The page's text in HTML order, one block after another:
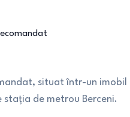
situat într-un imobil
de metrou Berceni.